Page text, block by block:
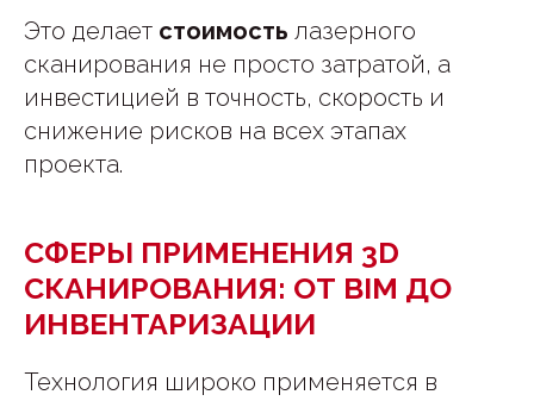
Это делает стоимость лазерного
сканирования не просто затратой, а
инвестицией в точность, скорость и
снижение рисков на всех этапах
проекта.
СФЕРЫ ПРИМЕНЕНИЯ 3D
СКАНИРОВАНИЯ: ОТ BIM ДО
ИНВЕНТАРИЗАЦИИ
Технология широко применяется в